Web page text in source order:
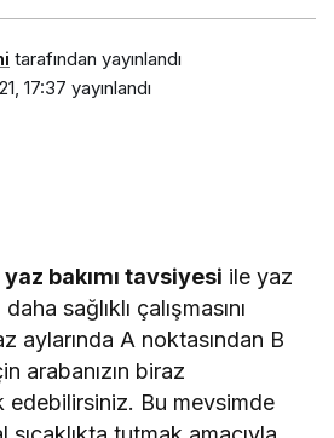
tarafından yayınlandı
17:37 yayınlandı
bakımı tavsiyesi ile yaz
sağlıklı çalışmasını
aylarında A noktasından B
arabanızın biraz
edebilirsiniz. Bu mevsimde